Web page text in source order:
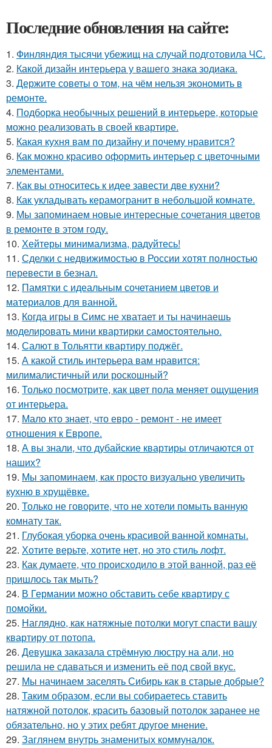
Последние обновления на сайте:
1. Финляндия тысячи убежищ на случай подготовила ЧС.
2. Какой дизайн интерьера у вашего знака зодиака.
3. Держите советы о том, на чём нельзя экономить в
ремонте.
4. Подборка необычных решений в интерьере, которые
можно реализовать в своей квартире.
5. Какая кухня вам по дизайну и почему нравится?
6. Как можно красиво оформить интерьер с цветочными
элементами.
7. Как вы относитесь к идее завести две кухни?
8. Как укладывать керамогранит в небольшой комнате.
9. Мы запоминаем новые интересные сочетания цветов
в ремонте в этом году.
10. Хейтеры минимализма, радуйтесь!
11. Сделки с недвижимостью в России хотят полностью
перевести в безнал.
12. Памятки с идеальным сочетанием цветов и
материалов для ванной.
13. Когда игры в Симс не хватает и ты начинаешь
моделировать мини квартирки самостоятельно.
14. Салют в Тольятти квартиру поджёг.
15. А какой стиль интерьера вам нравится:
милималистичный или роскошный?
16. Только посмотрите, как цвет пола меняет ощущения
от интерьера.
17. Мало кто знает, что евро - ремонт - не имеет
отношения к Европе.
18. А вы знали, что дубайские квартиры отличаются от
наших?
19. Мы запоминаем, как просто визуально увеличить
кухню в хрущёвке.
20. Только не говорите, что не хотели помыть ванную
комнату так.
21. Глубокая уборка очень красивой ванной комнаты.
22. Хотите верьте, хотите нет, но это стиль лофт.
23. Как думаете, что происходило в этой ванной, раз её
пришлось так мыть?
24. В Германии можно обставить себе квартиру с
помойки.
25. Наглядно, как натяжные потолки могут спасти вашу
квартиру от потопа.
26. Девушка заказала стрёмную люстру на али, но
решила не сдаваться и изменить её под свой вкус.
27. Мы начинаем заселять Сибирь как в старые добрые?
28. Таким образом, если вы собираетесь ставить
натяжной потолок, красить базовый потолок заранее не
обязательно, но у этих ребят другое мнение.
29. Заглянем внутрь знаменитых коммуналок.